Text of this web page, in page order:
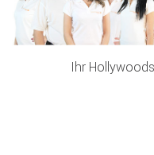
Ihr